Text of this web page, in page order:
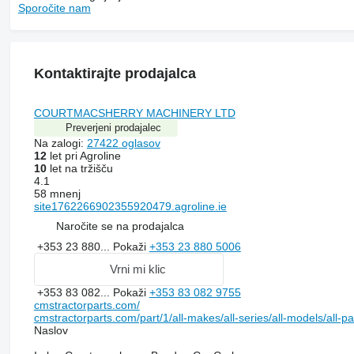
Sporočite nam
Kontaktirajte prodajalca
COURTMACSHERRY MACHINERY LTD
Preverjeni prodajalec
Na zalogi: 27422 oglasov
12let pri Agroline
10let na tržišču
4.1
58 mnenj
site1762266902355920479.agroline.ie
Naročite se na prodajalca
+353 23 880... Pokaži +353 23 880 5006
Vrni mi klic
+353 83 082... Pokaži +353 83 082 9755
cmstractorparts.com/
cmstractorparts.com/part/1/all-makes/all-series/all-models/all-
Naslov